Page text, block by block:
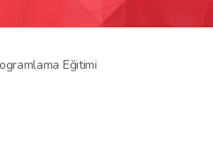
Eğitimi